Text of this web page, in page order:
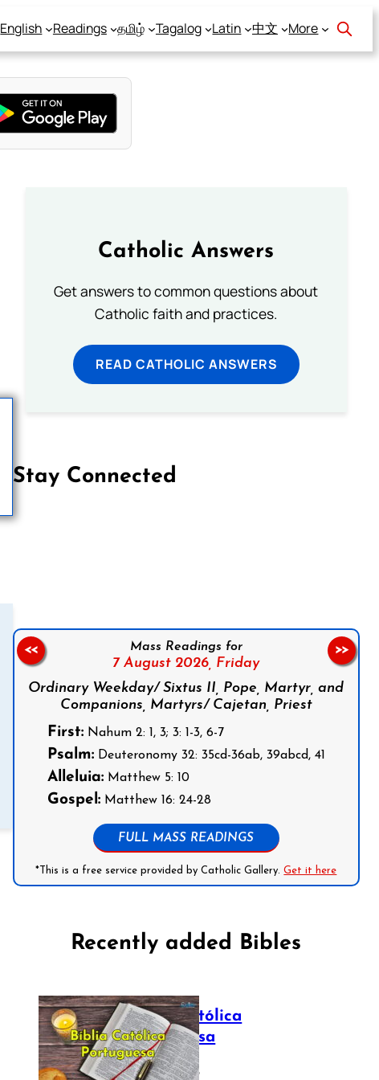
English Readings தமிழ் Tagalog Latin 中文 More
Catholic Answers
Get answers to common questions about
Catholic faith and practices.
READ CATHOLIC ANSWERS
Stay Connected
Mass Readings for
7 August 2026, Friday
Ordinary Weekday/ Sixtus II, Pope, Martyr, and
Companions, Martyrs/ Cajetan, Priest
First:Nahum 2: 1, 3; 3: 1-3, 6-7
Psalm:Deuteronomy 32: 35cd-36ab, 39abcd, 41
Alleluia:Matthew 5: 10
Gospel:Matthew 16: 24-28
FULL MASS READINGS
*This is a free service provided by Catholic Gallery.Get it here
<< >>
Recently added Bibles
Bíblia Católica
Portuguesa
July 16, 2025